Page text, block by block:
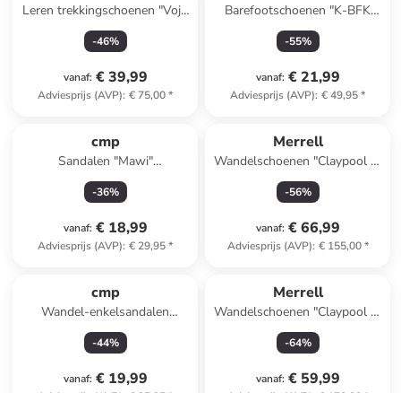
Leren trekkingschoenen "Vojo
Tour Texapore Mid"
donkerblauw
-46%
vanaf: € 39,99
Adviesprijs (AVP): € 75,00*
Barefootschoenen "K-BFK
Sole Mid EV"
donkerblauw/grijs/lichtroze
-55%
vanaf: € 21,99
Adviesprijs (AVP): € 49,95*
cmp
Sandalen "Mawi"
donkerblauw
-36%
vanaf: € 18,99
Adviesprijs (AVP): € 29,95*
Merrell
Wandelschoenen "Claypool 2"
zwart/paars
-56%
vanaf: € 66,99
Adviesprijs (AVP): € 155,00*
cmp
Wandel-enkelsandalen
"Sahiph" lichtblauw
-44%
vanaf: € 19,99
Merrell
Wandelschoenen "Claypool 2"
zwart/paars
-64%
vanaf: € 59,99